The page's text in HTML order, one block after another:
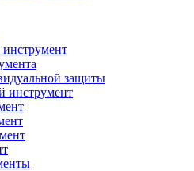
защиты
инструмент